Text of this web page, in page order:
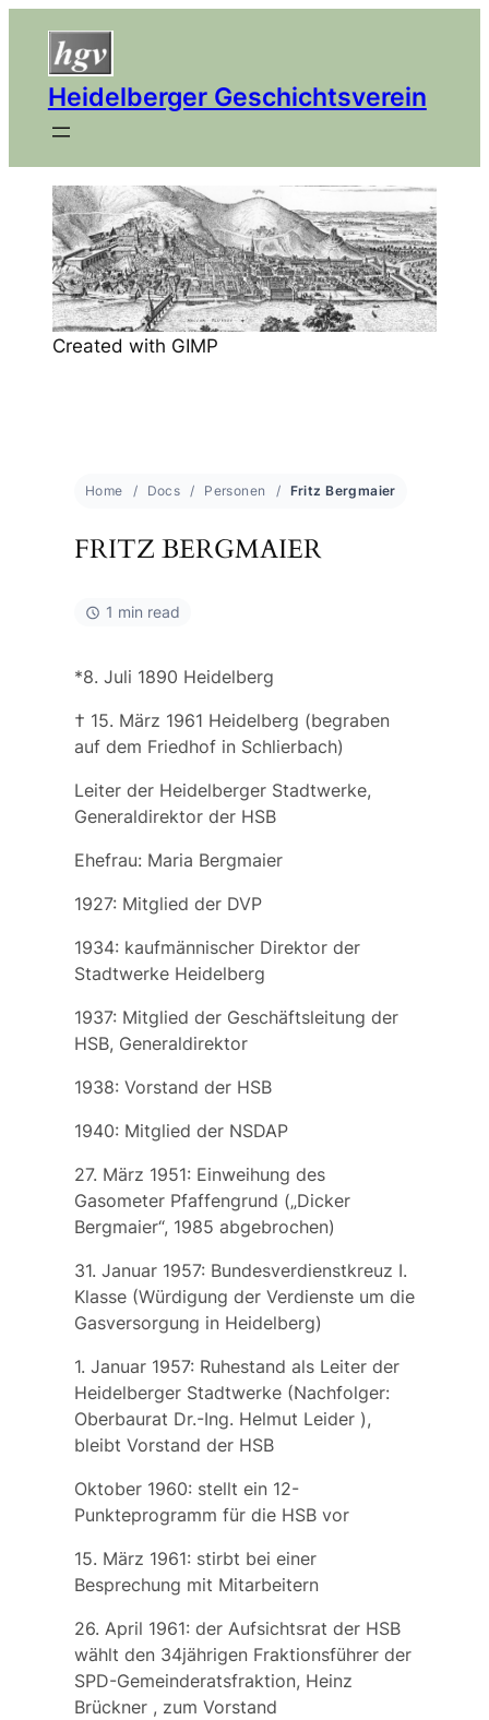
Heidelberger Geschichtsverein
Created with GIMP
Home Docs Personen Fritz Bergmaier
FRITZ BERGMAIER
1 min read
*8. Juli 1890 Heidelberg
† 15. März 1961 Heidelberg (begraben
auf dem Friedhof in Schlierbach)
Leiter der Heidelberger Stadtwerke,
Generaldirektor der HSB
Ehefrau: Maria Bergmaier
1927: Mitglied der DVP
1934: kaufmännischer Direktor der
Stadtwerke Heidelberg
1937: Mitglied der Geschäftsleitung der
HSB, Generaldirektor
1938: Vorstand der HSB
1940: Mitglied der NSDAP
27. März 1951: Einweihung des
Gasometer Pfaffengrund („Dicker
Bergmaier“, 1985 abgebrochen)
31. Januar 1957: Bundesverdienstkreuz I.
Klasse (Würdigung der Verdienste um die
Gasversorgung in Heidelberg)
1. Januar 1957: Ruhestand als Leiter der
Heidelberger Stadtwerke (Nachfolger:
Oberbaurat Dr.-Ing. Helmut Leider),
bleibt Vorstand der HSB
Oktober 1960: stellt ein 12-
Punkteprogramm für die HSB vor
15. März 1961: stirbt bei einer
Besprechung mit Mitarbeitern
26. April 1961: der Aufsichtsrat der HSB
wählt den 34jährigen Fraktionsführer der
SPD-Gemeinderatsfraktion, Heinz
Brückner, zum Vorstand